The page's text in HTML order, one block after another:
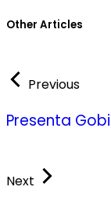
Other Articles
Previous
Presenta
Next